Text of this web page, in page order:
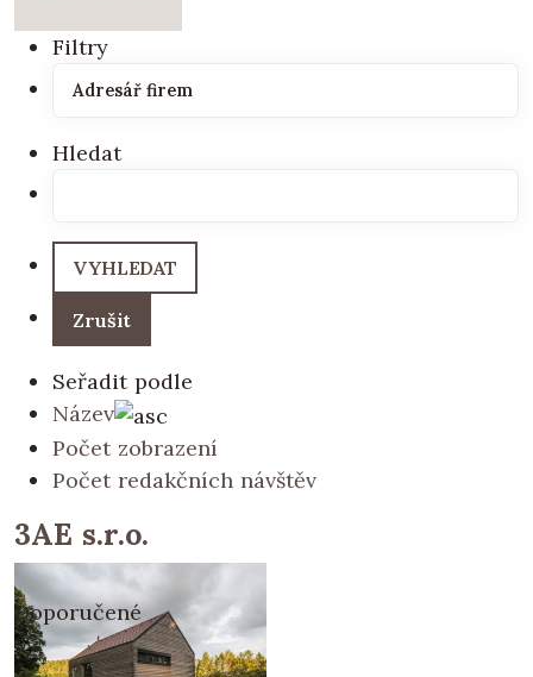
Filtry
Hledat
Seřadit podle
Název
Počet zobrazení
Počet redakčních návštěv
3AE s.r.o.
Doporučené